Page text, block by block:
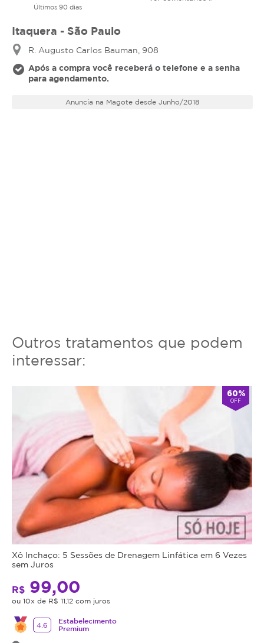
Últimos 90 dias
Itaquera - São Paulo
R. Augusto Carlos Bauman, 908
Após a compra você receberá o telefone e a senha
para agendamento.
Anuncia na Magote desde Junho/2018
Outros tratamentos que podem
interessar:
60%
OFF
Xô Inchaço: 5 Sessões de Drenagem Linfática em 6 Vezes
sem Juros
R$ 99,00
ou 10x de R$ 11,12 com juros
4.6
Estabelecimento
Premium